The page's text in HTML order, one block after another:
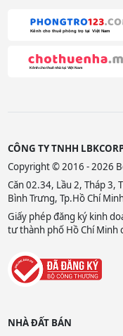
CÔNG TY TNHH
Copyright © 2016 - 2026
Căn 02.34, Lầu 2, Tháp 3,
Bình Trưng, Tp.Hồ Chí
Giấy phép đăng ký kinh
tư thành phố Hồ Chí Minh
NHÀ ĐẤT BÁN